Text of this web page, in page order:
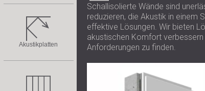
Akustikplatten
Schallisolierte Wände sind
reduzieren, die Akustik in einem
effektive Lösungen. Wir bieten
akustischen Komfort
Anforderungen zu finden.